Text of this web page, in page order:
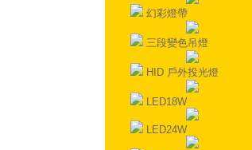
幻彩燈帶
三段變色吊燈
HID 戶外投光燈
LED18W
LED24W